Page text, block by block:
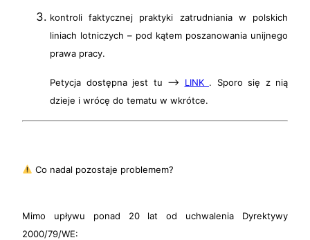
kontroli faktycznej praktyki zatrudniania w polskich
liniach lotniczych – pod kątem poszanowania unijnego
prawa pracy.
Petycja dostępna jest tu –> LINK . Sporo się z nią
dzieje i wrócę do tematu w wkrótce.
Co nadal pozostaje problemem?
Mimo upływu ponad 20 lat od uchwalenia Dyrektywy
2000/79/WE: